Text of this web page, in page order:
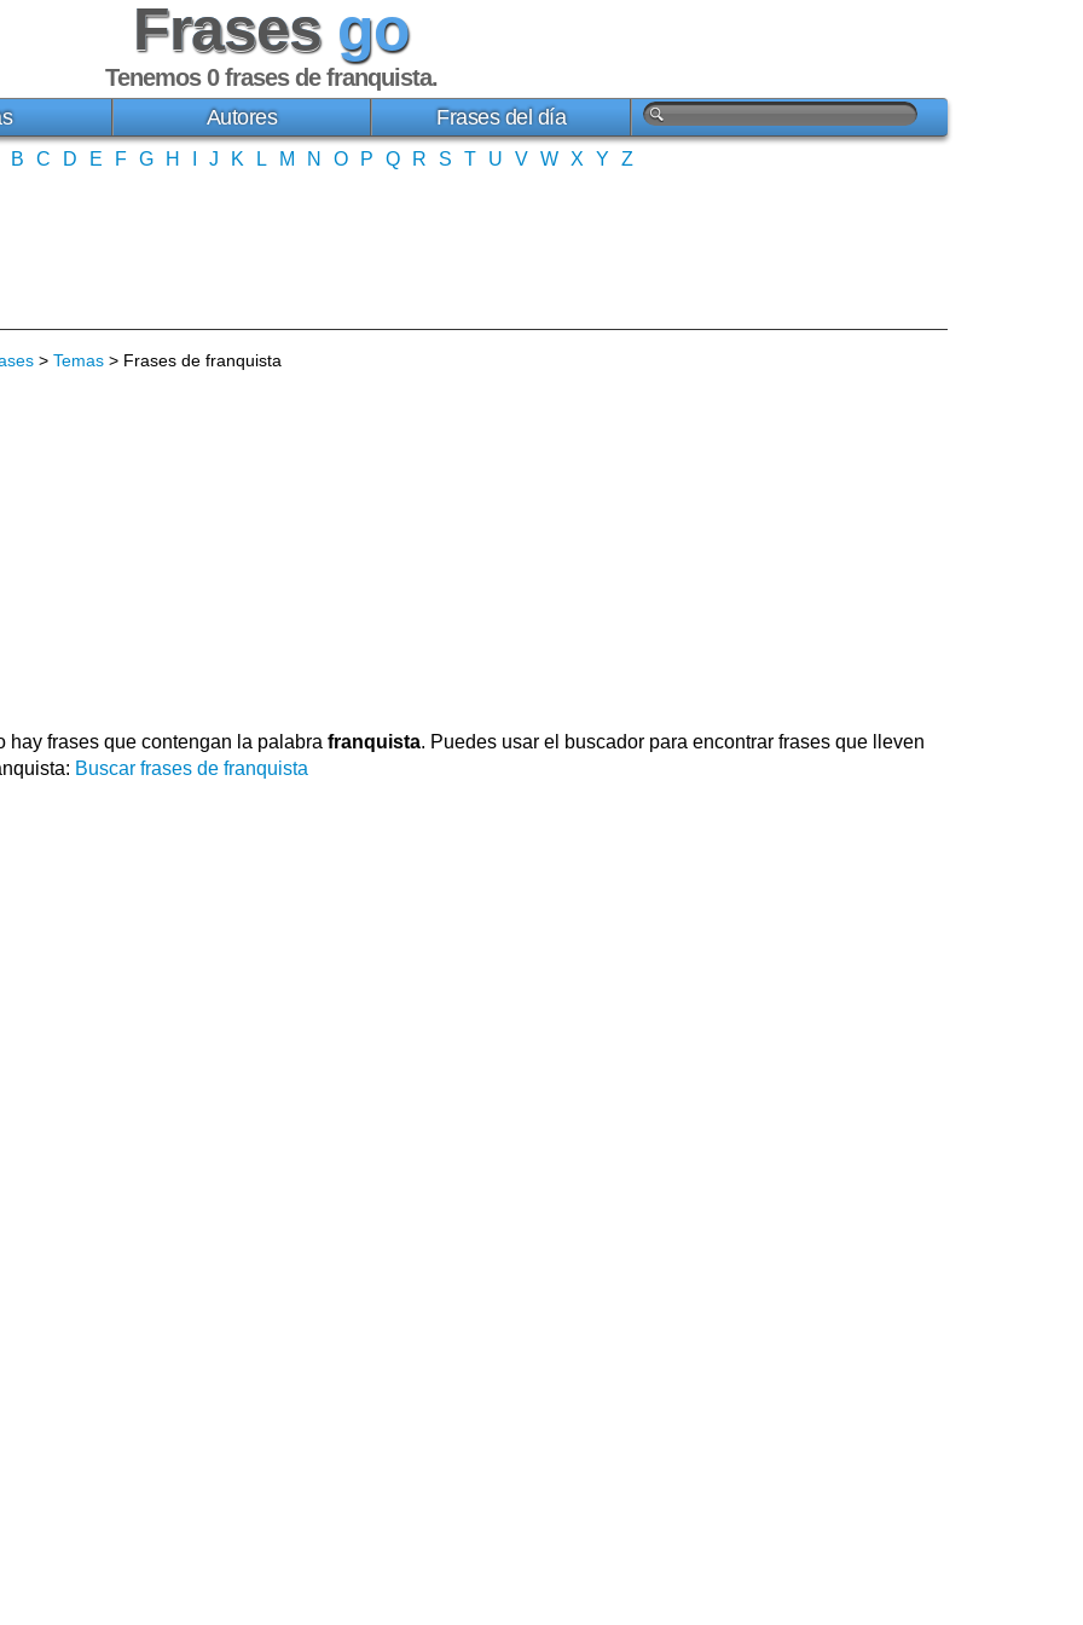
Frases go
Tenemos 0frases de franquista.
Autores Frases del día
B C D E F G H J K L M N O P Q R S T U V W X Y Z
> Temas > Frases de franquista
hay frases que contengan la palabra franquista. Puedes usar el buscador para encontrar frases que lleven
Buscar frases de franquista